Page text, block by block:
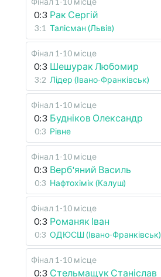
0:3 Рак Сергій
3:1 Талісман (Львів)
Фінал 1-10 місце
0:3 Шешурак Любомир
3:2 Лідер (Івано-Франківськ)
Фінал 1-10 місце
0:3 Будніков Олександр
0:3 Рівне
Фінал 1-10 місце
0:3 Верб'яний Василь
0:3 Нафтохімік (Калуш)
Фінал 1-10 місце
0:3 Романяк Іван
0:3 ОДЮСШ (Івано-Франківськ)
Фінал 1-10 місце
0:3 Стельмащук Станіслав